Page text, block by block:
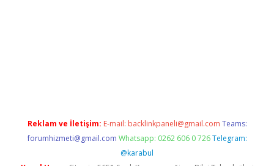
Reklam ve İletişim: E-mail: backlinkpaneli@gmail.com Teams:
forumhizmeti@gmail.com Whatsapp: 0262 606 0 726 Telegram:
@karabul